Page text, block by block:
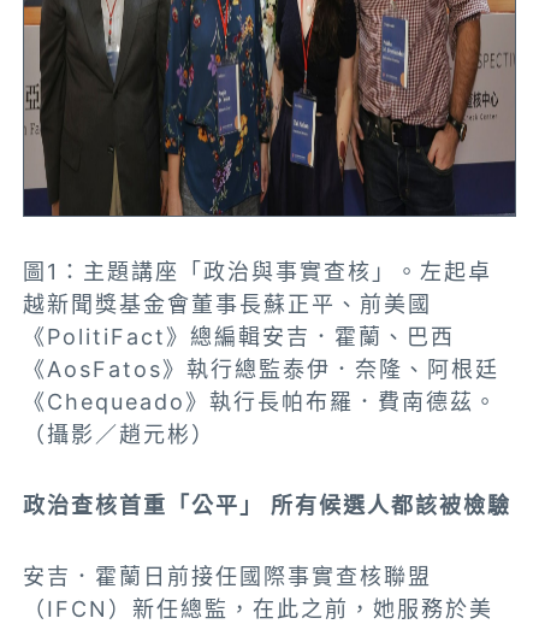
圖1：主題講座「政治與事實查核」。左起卓
越新聞獎基金會董事長蘇正平、前美國
《PolitiFact》總編輯安吉．霍蘭、巴西
《AosFatos》執行總監泰伊．奈隆、阿根廷
《Chequeado》執行長帕布羅．費南德茲。
（攝影／趙元彬）
政治查核首重「公平」 所有候選人都該被檢驗
安吉．霍蘭日前接任國際事實查核聯盟
（IFCN）新任總監，在此之前，她服務於美